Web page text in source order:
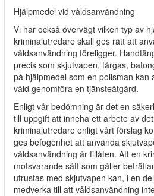
Hjälpmedel vid våldsanvändning
Vi har också övervägt vilken typ av
kriminalutredare skall ges rätt att
våldsanvändning föreligger.
precis som skjutvapen, tårgas,
på hjälpmedel som en polisman kan
våld genomföra en tjänsteåtgärd.
Enligt vår bedömning är det en
till uppgift att inneha ett arbete av
kriminalutredare enligt vårt förslag
ges befogenhet att använda
våldsanvändning är tillåten. Att en
motsvarande sätt som gäller
utrustas med skjutvapen kan, i en
medverka till att våldsanvändning